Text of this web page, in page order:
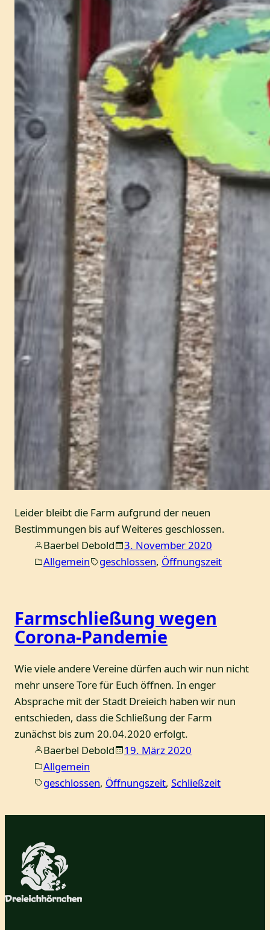
Leider bleibt die Farm aufgrund der neuen
Bestimmungen bis auf Weiteres geschlossen.
Baerbel Debold
3. November 2020
Allgemein
geschlossen, Öffnungszeit
Farmschließung wegen
Corona-Pandemie
Wie viele andere Vereine dürfen auch wir nun nicht
mehr unsere Tore für Euch öffnen. In enger
Absprache mit der Stadt Dreieich haben wir nun
entschieden, dass die Schließung der Farm
zunächst bis zum 20.04.2020 erfolgt.
Baerbel Debold
19. März 2020
Allgemein
geschlossen, Öffnungszeit, Schließzeit